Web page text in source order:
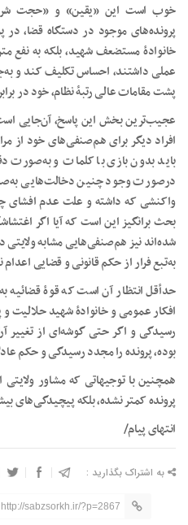
خوب است این «یقین» و «حجت
پرونده‌های موجود در دستگاه قضا، در
خانوادۀ مستضعف شهید، بلکه به نفع
عملی داشتند، احساس تکلیف کند و
پشت مقامات عالی رتبۀ نظام، خود در
عجیب‌ترین بخش این پاسخ، آن‌جایی
افراد دیگر برای هم‌صنفی‌های خود از
باید بدون بازی با کلمات و به‌صورت
در‌صورت وجود چنین دخالت‌هایی
واکنشی که داشته و علت عدم افشای
بحث برانگیز این است که آیا اگر
شده‌اند نیز هم‌صنفی‌هایی مشابه ولایتی
به‌تبع فرار از حکم قانونی و قضایی
حدأقل انتظار آن است که قوۀ قضائیه
افکار عمومی و خانوادۀ شهید حلالیت
رسیدگی و اگر حتی گوشه‌ای از تغییر
بوده، پرونده را مجدد رسیدگی و حکم
همچنین با توجیهاتی که مشاور ولایتی
پرونده کمتر نشده، بلکه پیچیدگی‌های
انتهای پیام/
به اشتراک بگذارید :
http://sabzsorkh.ir/?p=2867